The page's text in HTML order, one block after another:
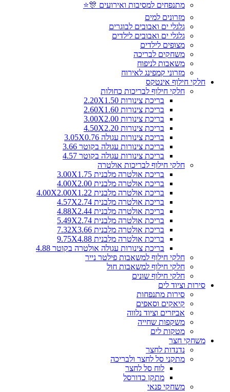
מתנפחים למסיבות ואירועים 🎊⭐
מזרונים למים
גלגלי ים ואבובים לבוגרים
גלגלי ים ואבובים לילדים
מצופים לילדים
משחקים לבריכה
משאבות לניפוח
מזרוני קמפינג לאירוח
חלקי חילוף אינטקס
חלקי חילוף לבריכות כחולות
בריכת צינורות 2.20X1.50
בריכת צינורות 2.60X1.60
בריכת צינורות 3.00X2.00
בריכת צינורות 4.50X2.20
בריכת צינורות עגולה 3.05X0.76
בריכת צינורות עגולה בקוטר 3.66
בריכת צינורות עגולה בקוטר 4.57
חלקי חילוף לבריכות אולטרה
בריכת אולטרה מלבנית 3.00X1.75
בריכת אולטרה מלבנית 4.00X2.00
בריכת אולטרה מלבנית 4.00X2.00X1.22
בריכת אולטרה מלבנית 4.57X2.74
בריכת אולטרה מלבנית 4.88X2.44
בריכת אולטרה מלבנית 5.49X2.74
בריכת אולטרה מלבנית 7.32X3.66
בריכת אולטרה מלבנית 9.75X4.88
בריכת צינורות עגולה אולטרה בקוטר 4.88
חלקי חילוף למשאבות פילטר נייר
חלקי חילוף למשאבות חול
חלקי חילוף שונים
סירות וציוד לים
סירות מתנפחות
קיאקים וסאפים
אביזרים וציוד נלווה
משקפות שחייה
מטקות לים
משחקי חצר
נדנדות לחצר
מתקני סל לחצר ולבריכה
לוח סל לחצר
מתקן כדורסל
משחקי פנאי